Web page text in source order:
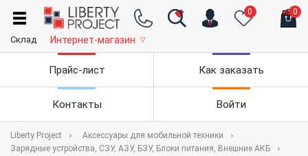
0 0
Склад Интернет-магазин ▽
Прайс-лист Как заказать
Контакты Войти
Liberty Project
Аксессуары для мобильной техники
Зарядные устройства, СЗУ, АЗУ, БЗУ, Блоки питания, Внешние АКБ